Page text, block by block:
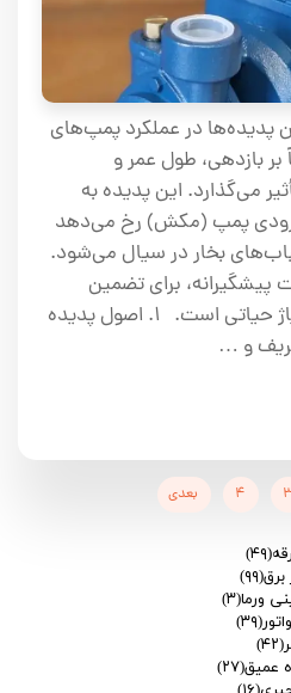
پدیده‌ها در عملکرد پمپ‌های
بازدهی، طول عمر و
می‌گذارد. این پدیده به
ورودی پمپ (مکش) رخ می‌دهد
بخار در سیال می‌شود.
پیشگیرانه، برای تضمین
عملکرد پایدار هر سیستم پمپاژ حیاتی است. ۱. اصول پدیده
۴ بعدی
(۴۹)
برق(۹۹)
ورما(۳)
(۳۹)
(۴۲)
عمیق(۲۷)